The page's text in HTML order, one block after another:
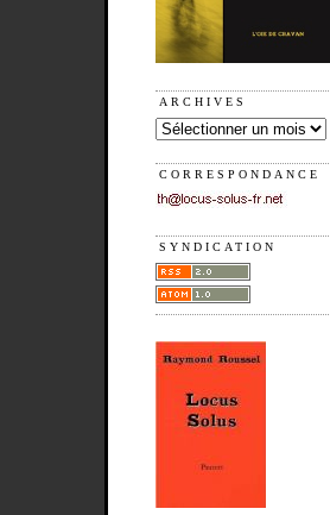
ARCHIVES
CORRESPONDANCE
SYNDICATION